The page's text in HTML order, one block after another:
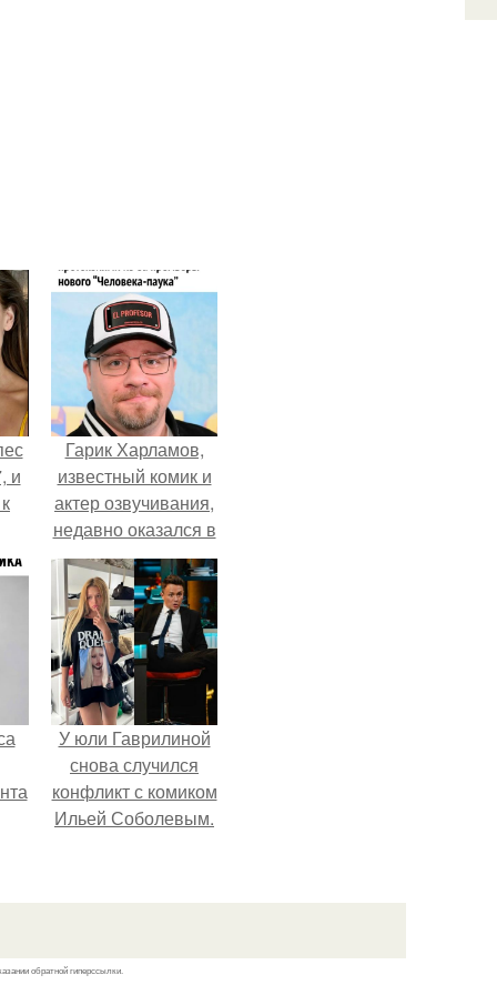
и
Гарик Харламов,
известный комик и
актер озвучивания,
недавно оказался в
центре внимания
из-за своей работы
над озвучкой
мультфильма про
колобка.
У юли Гаврилиной
снова случился
конфликт с комиком
Ильей Соболевым.
обратной гиперссылки.